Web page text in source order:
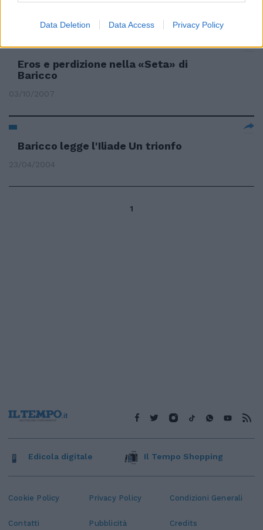
Data Deletion Data Access Privacy Policy
Eros e perdizione nella «Seta» di
Baricco
03/10/2007
Baricco legge l'Iliade Un trionfo
23/04/2004
1
Cookie Policy Privacy Policy Condizioni Generali
Contatti Pubblicità Credits
Edicola digitale Il Tempo Shopping